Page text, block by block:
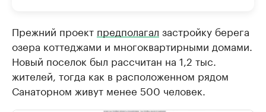
Прежний проект предполагал застройку берега
озера коттеджами и многоквартирными домами.
Новый поселок был рассчитан на 1,2 тыс.
жителей, тогда как в расположенном рядом
Санаторном живут менее 500 человек.